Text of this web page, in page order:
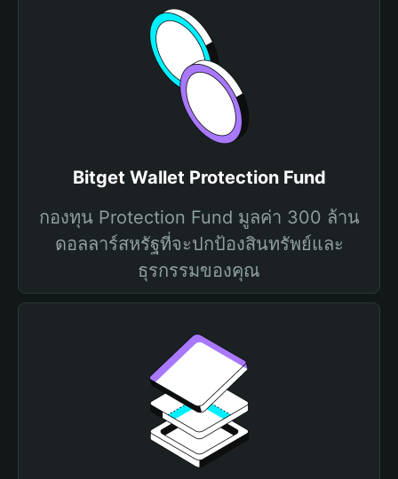
Bitget Wallet Protection Fund
กองทุน Protection Fund มูลค่า 300 ล้าน
ดอลลาร์สหรัฐที่จะปกป้องสินทรัพย์และ
ธุรกรรมของคุณ